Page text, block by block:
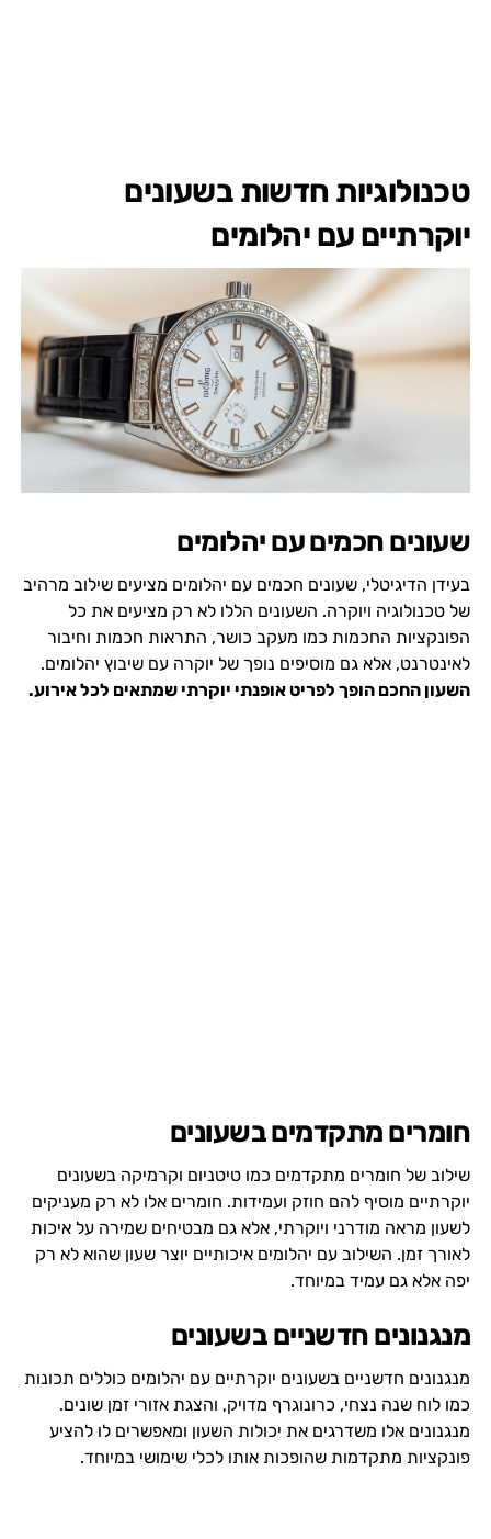
טכנולוגיות חדשות בשעונים
יוקרתיים עם יהלומים
שעונים חכמים עם יהלומים
בעידן הדיגיטלי, שעונים חכמים עם יהלומים מציעים שילוב מרהיב
של טכנולוגיה ויוקרה. השעונים הללו לא רק מציעים את כל
הפונקציות החכמות כמו מעקב כושר, התראות חכמות וחיבור
לאינטרנט, אלא גם מוסיפים נופך של יוקרה עם שיבוץ יהלומים.
השעון החכם הופך לפריט אופנתי יוקרתי שמתאים לכל אירוע.
חומרים מתקדמים בשעונים
שילוב של חומרים מתקדמים כמו טיטניום וקרמיקה בשעונים
יוקרתיים מוסיף להם חוזק ועמידות. חומרים אלו לא רק מעניקים
לשעון מראה מודרני ויוקרתי, אלא גם מבטיחים שמירה על איכות
לאורך זמן. השילוב עם יהלומים איכותיים יוצר שעון שהוא לא רק
יפה אלא גם עמיד במיוחד.
מנגנונים חדשניים בשעונים
מנגנונים חדשניים בשעונים יוקרתיים עם יהלומים כוללים תכונות
כמו לוח שנה נצחי, כרונוגרף מדויק, והצגת אזורי זמן שונים.
מנגנונים אלו משדרגים את יכולות השעון ומאפשרים לו להציע
פונקציות מתקדמות שהופכות אותו לכלי שימושי במיוחד.